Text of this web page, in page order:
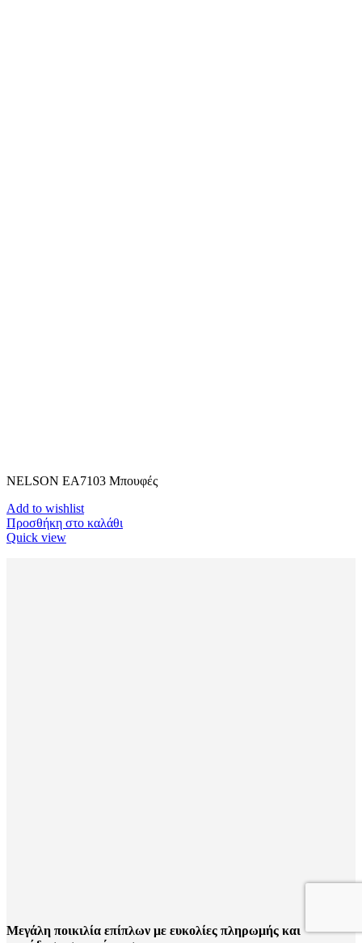
NELSON ΕΑ7103 Μπουφές
Add to wishlist
Προσθήκη στο καλάθι
Quick view
Μεγάλη ποικιλία επίπλων με ευκολίες πληρωμής και